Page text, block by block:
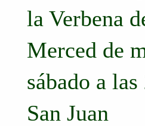
la Verbena
Merced de
sábado a
San Juan